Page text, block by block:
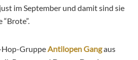
im September und damit sind sie
Gruppe Antilopen Gangaus